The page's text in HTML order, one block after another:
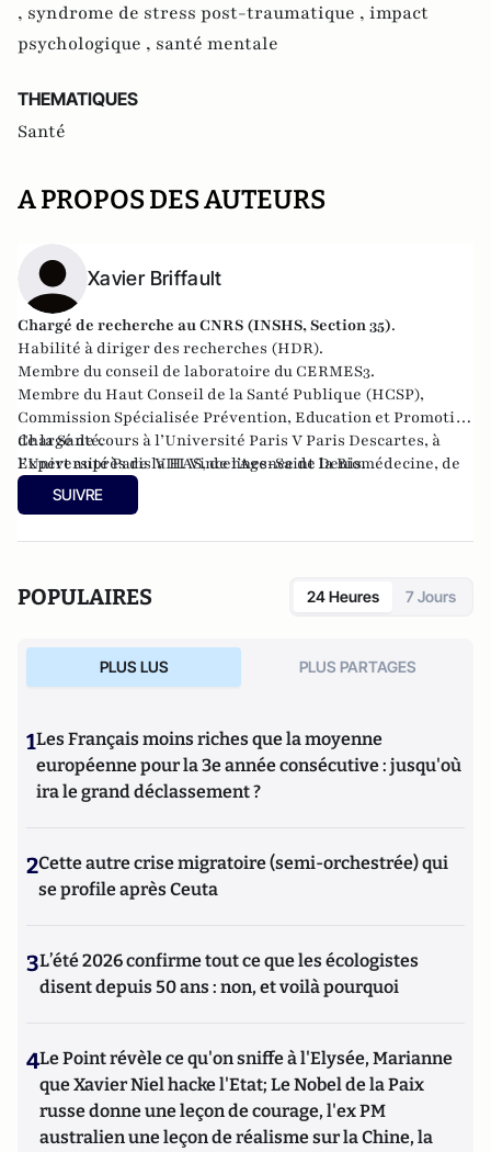
, syndrome de stress post-traumatique , impact
psychologique , santé mentale
THEMATIQUES
Santé
A PROPOS DES AUTEURS
Xavier Briffault
Chargé de recherche au CNRS (INSHS,Section 35).
Habilité à diriger des recherches (HDR).
Membre du conseil de laboratoire du CERMES3.
Membre du Haut Conseil de la Santé Publique (HCSP),
Commission Spécialisée Prévention, Education et Promotion
de la Santé.
Expert auprès de la HAS, de l’Agence de la Biomédecine, de
la MILDT, de l’ANR, d’Universcience.
Chargé de cours à l’Université Paris V Paris Descartes, à
l’Université Paris VIII Vincennes-Saint Denis.
SUIVRE
POPULAIRES 24 Heures 7 Jours
PLUS LUS PLUS PARTAGES
1Les Français moins riches que la moyenne
européenne pour la 3e année consécutive : jusqu'où
ira le grand déclassement ?
2Cette autre crise migratoire (semi-orchestrée) qui
se profile après Ceuta
3L’été 2026 confirme tout ce que les écologistes
disent depuis 50 ans : non, et voilà pourquoi
4Le Point révèle ce qu'on sniffe à l'Elysée, Marianne
que Xavier Niel hacke l'Etat; Le Nobel de la Paix
russe donne une leçon de courage, l'ex PM
australien une leçon de réalisme sur la Chine, la